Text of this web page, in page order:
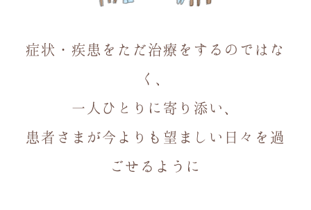
症状・疾患をただ治療をするのではな
く、
一人ひとりに寄り添い、
患者さまが今よりも望ましい日々を過
ごせるように